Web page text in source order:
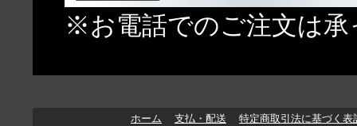
※お電話でのご注文は
ホーム 支払・配送 特定商取引法に基づく表